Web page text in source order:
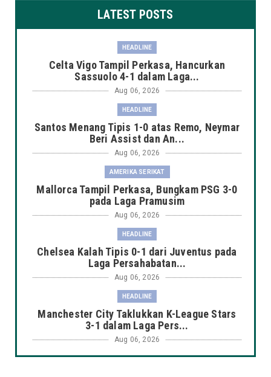
LATEST POSTS
HEADLINE
Celta Vigo Tampil Perkasa, Hancurkan
Sassuolo 4-1 dalam Laga...
Aug 06, 2026
HEADLINE
Santos Menang Tipis 1-0 atas Remo, Neymar
Beri Assist dan An...
Aug 06, 2026
AMERIKA SERIKAT
Mallorca Tampil Perkasa, Bungkam PSG 3-0
pada Laga Pramusim
Aug 06, 2026
HEADLINE
Chelsea Kalah Tipis 0-1 dari Juventus pada
Laga Persahabatan...
Aug 06, 2026
HEADLINE
Manchester City Taklukkan K-League Stars
3-1 dalam Laga Pers...
Aug 06, 2026
HEADLINE